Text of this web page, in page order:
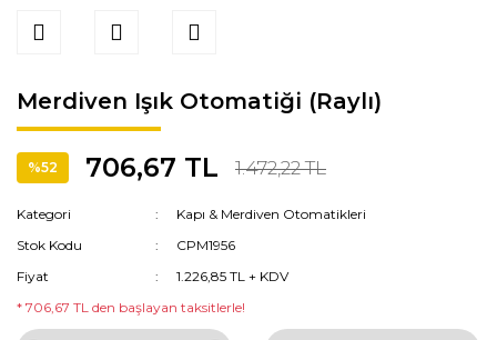
Merdiven Işık Otomatiği (Raylı)
%52 706,67 TL 1.472,22 TL
Kategori
Kapı & Merdiven Otomatikleri
Stok Kodu
CPM1956
Fiyat
1.226,85 TL + KDV
* 706,67 TL den başlayan taksitlerle!